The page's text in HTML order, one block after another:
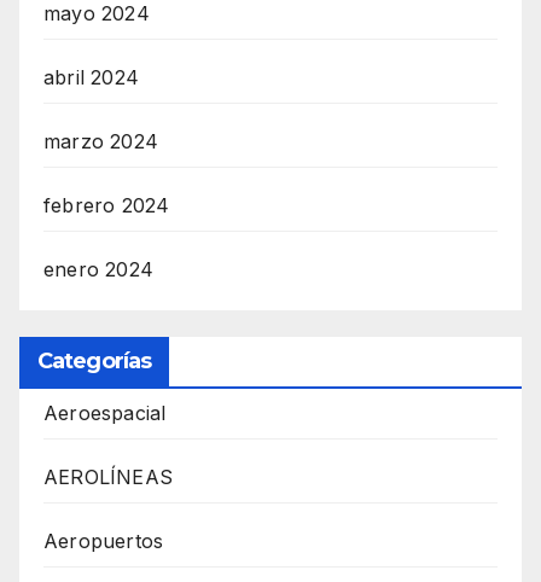
mayo 2024
abril 2024
marzo 2024
febrero 2024
enero 2024
Categorías
Aeroespacial
AEROLÍNEAS
Aeropuertos